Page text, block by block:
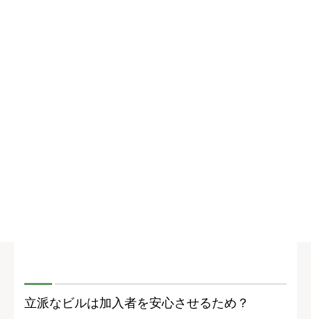
立派なビルは加入者を安心させるため？